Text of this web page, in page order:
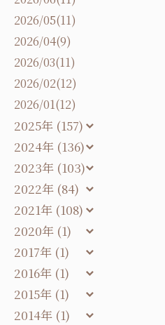
2026/05(11)
2026/04(9)
2026/03(11)
2026/02(12)
2026/01(12)
2025年 (157)
2024年 (136)
2023年 (103)
2022年 (84)
2021年 (108)
2020年 (1)
2017年 (1)
2016年 (1)
2015年 (1)
2014年 (1)